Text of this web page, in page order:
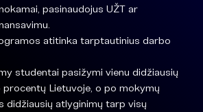
pasinaudojus UŽT ar
atitinka tarptautinius darbo
studentai pasižymi vienu didžiausių
procentų Lietuvoje, o po mokymų
didžiausių atlyginimų tarp visų